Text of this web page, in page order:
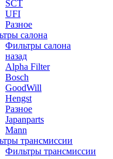
SCT
UFI
Разное
салона
Фильтры салона
назад
Alpha Filter
Bosch
GoodWill
Hengst
Разное
Japanparts
Mann
трансмиссии
Фильтры трансмиссии